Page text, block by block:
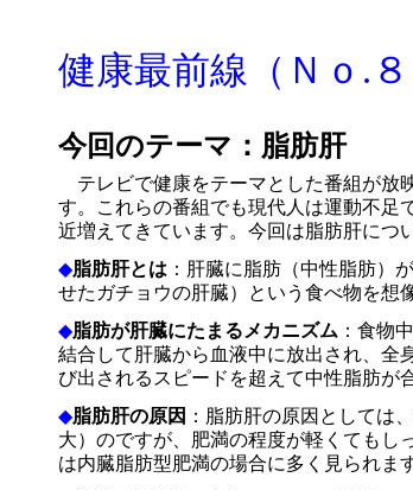
健康最前線（Ｎｏ.８
今回のテーマ：脂肪肝
テレビで健康をテーマとした番組が放
す。これらの番組でも現代人は運動不足
近増えてきています。今回は脂肪肝につ
◆脂肪肝とは ：肝臓に脂肪（中性脂肪）
せたガチョウの肝臓）という食べ物を想
◆脂肪が肝臓にたまるメカニズム ：食物
結合して肝臓から血液中に放出され、全
び出されるスピードを超えて中性脂肪が
◆脂肪肝の原因 ：脂肪肝の原因としては
大）のですが、肥満の程度が軽くてもし
は内臓脂肪型肥満の場合に多く見られま